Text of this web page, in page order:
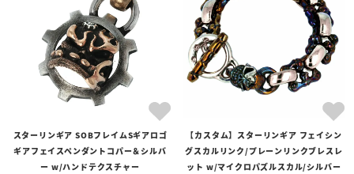
スターリンギア SOBフレイムSギアロゴ
ギアフェイスペンダントコパー＆シルバ
ー w/ハンドテクスチャー
【カスタム】スターリンギア フェイシン
グスカルリンク/プレーンリンクブレスレ
ット w/マイクロパズルスカル/シルバー